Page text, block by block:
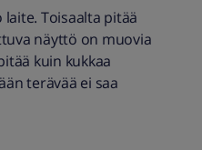
Toisaalta pitää
näyttö on muovia
kuin kukkaa
terävää ei saa